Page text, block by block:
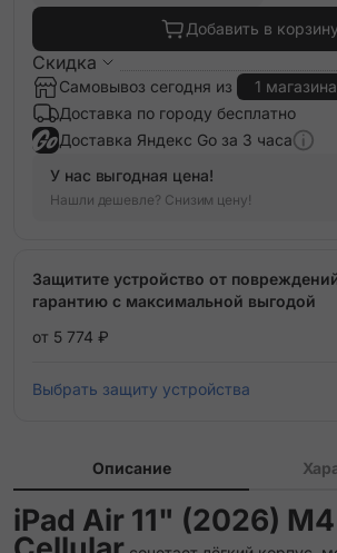
Добавить в корзину
Скидка
Самовывоз сегодня из
1 магазина
Доставка по городу бесплатно
Доставка Яндекс Go за 3 часа
У нас выгодная цена!
Нашли дешевле? Снизим цену!
Защитите устройство от
гарантию с максимальной выгодой
от 5 774 ₽
Выбрать защиту устройства
Описание
iPad Air 11" (2026)